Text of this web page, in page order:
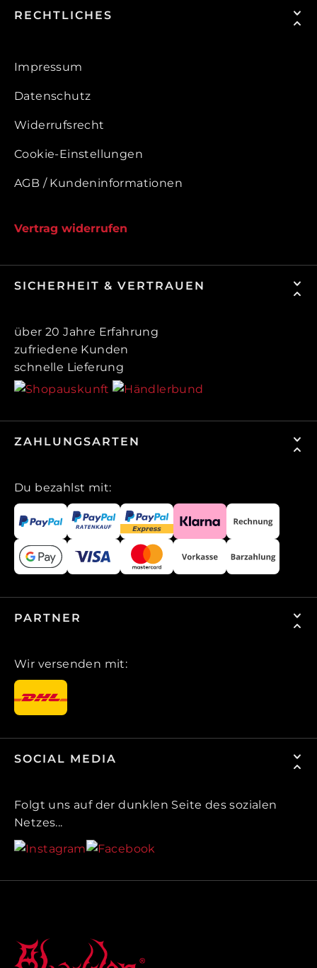
RECHTLICHES
Impressum
Datenschutz
Widerrufsrecht
Cookie-Einstellungen
AGB / Kundeninformationen
Vertrag widerrufen
SICHERHEIT & VERTRAUEN
über 20 Jahre Erfahrung
zufriedene Kunden
schnelle Lieferung
ZAHLUNGSARTEN
Du bezahlst mit:
PARTNER
Wir versenden mit:
SOCIAL MEDIA
Folgt uns auf der dunklen Seite des sozialen
Netzes...